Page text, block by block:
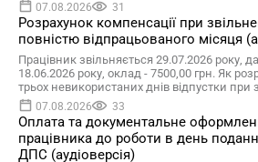
07.08.2026 31
Розрахунок компенсації при
повністю відпрацьованого місяця
Працівник звільняється 29.07.2026 року,
18.06.2026 року, оклад - 7500,00 грн. Як
трьох невикористаних днів відпустки при
07.08.2026 33
Оплата та документальне
працівника до роботи в день
ДПС (аудіоверсія)